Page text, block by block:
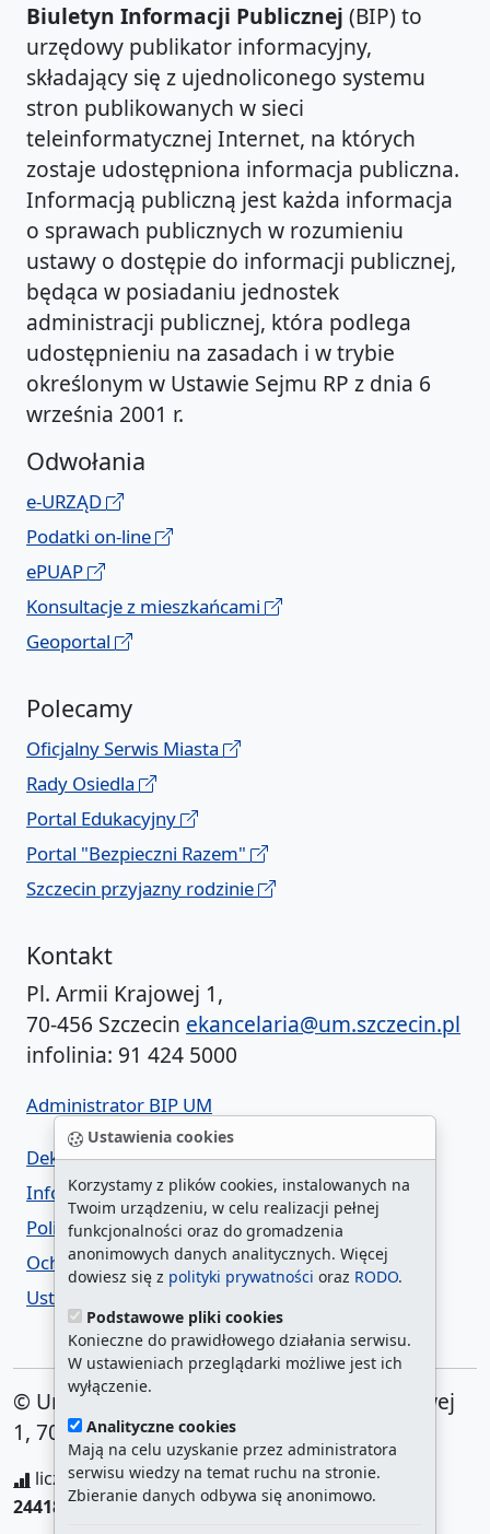
Ustawienia cookies
Korzystamy z plików cookies, instalowanych na
Twoim urządzeniu, w celu realizacji pełnej
funkcjonalności oraz do gromadzenia
anonimowych danych analitycznych. Więcej
dowiesz się z polityki prywatności oraz RODO.
Podstawowe pliki cookies
Konieczne do prawidłowego działania serwisu.
W ustawieniach przeglądarki możliwe jest ich
wyłączenie.
Analityczne cookies
Mają na celu uzyskanie przez administratora
serwisu wiedzy na temat ruchu na stronie.
Zbieranie danych odbywa się anonimowo.
Biuletyn Informacji Publicznej (BIP) to
urzędowy publikator informacyjny,
składający się z ujednoliconego systemu
stron publikowanych w sieci
teleinformatycznej Internet, na których
zostaje udostępniona informacja publiczna.
Informacją publiczną jest każda informacja
o sprawach publicznych w rozumieniu
ustawy o dostępie do informacji publicznej,
będąca w posiadaniu jednostek
administracji publicznej, która podlega
udostępnieniu na zasadach i w trybie
określonym w Ustawie Sejmu RP z dnia 6
września 2001 r.
Odwołania
e-URZĄD
Podatki on-line
ePUAP
Konsultacje z mieszkańcami
Geoportal
Polecamy
Oficjalny Serwis Miasta
Rady Osiedla
Portal Edukacyjny
Portal "Bezpieczni Razem"
Szczecin przyjazny rodzinie
Kontakt
Pl. Armii Krajowej 1,
70-456 Szczecin ekancelaria@um.szczecin.pl
infolinia: 91 424 5000
Administrator BIP UM
Deklaracja dostępności
Informacja o urzędzie w ETR
Polityka prywatności
Ochrona danych osobowych
Ustawienia cookies
© Urząd Miasta Szczecin. Plac Armii Krajowej
1, 70-456 Szczecin
liczba wyświetleń:208693991/ aktualna strona:
24418 /najczęściej odwiedzane strony